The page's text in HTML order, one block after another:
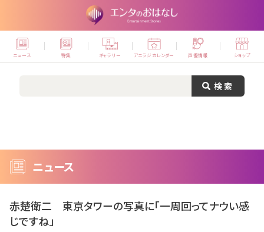
ニュース 特集 ギャラリー アニラジカレンダー 声優情報 ショップ
ニュース
赤楚衛二 東京タワーの写真に「一周回ってナウい感
じですね」